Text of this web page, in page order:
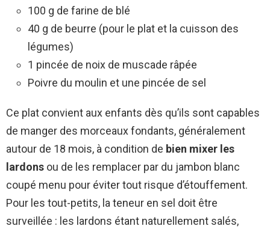
100 g de farine de blé
40 g de beurre (pour le plat et la cuisson des
légumes)
1 pincée de noix de muscade râpée
Poivre du moulin et une pincée de sel
Ce plat convient aux enfants dès qu’ils sont capables
de manger des morceaux fondants, généralement
autour de 18 mois, à condition de bien mixer les
lardons ou de les remplacer par du jambon blanc
coupé menu pour éviter tout risque d’étouffement.
Pour les tout-petits, la teneur en sel doit être
surveillée : les lardons étant naturellement salés,